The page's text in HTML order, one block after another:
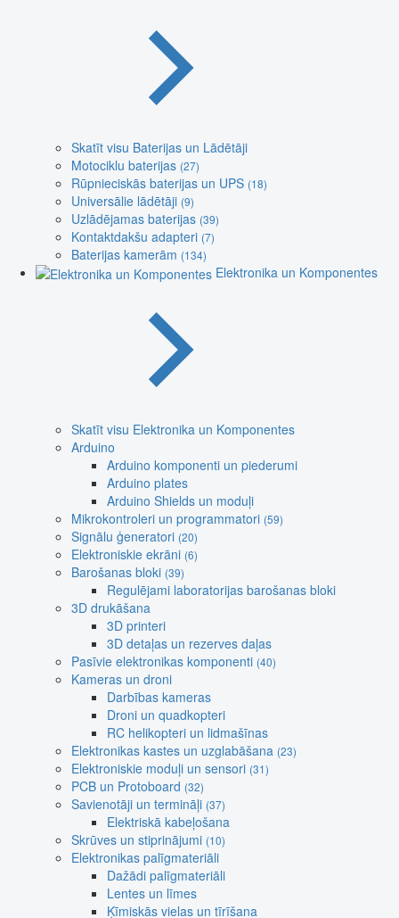
Skatīt visu Baterijas un Lādētāji
Motociklu baterijas (27)
Rūpnieciskās baterijas un UPS (18)
Universālie lādētāji (9)
Uzlādējamas baterijas (39)
Kontaktdakšu adapteri (7)
Baterijas kamerām (134)
Elektronika un Komponentes
Skatīt visu Elektronika un Komponentes
Arduino
Arduino komponenti un piederumi
Arduino plates
Arduino Shields un moduļi
Mikrokontroleri un programmatori (59)
Signālu ģeneratori (20)
Elektroniskie ekrāni (6)
Barošanas bloki (39)
Regulējami laboratorijas barošanas bloki
3D drukāšana
3D printeri
3D detaļas un rezerves daļas
Pasīvie elektronikas komponenti (40)
Kameras un droni
Darbības kameras
Droni un quadkopteri
RC helikopteri un lidmašīnas
Elektronikas kastes un uzglabāšana (23)
Elektroniskie moduļi un sensori (31)
PCB un Protoboard (32)
Savienotāji un termināļi (37)
Elektriskā kabeļošana
Skrūves un stiprinājumi (10)
Elektronikas palīgmateriāli
Dažādi palīgmateriāli
Lentes un līmes
Ķīmiskās vielas un tīrīšana